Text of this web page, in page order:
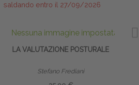
entro il 27/09/2026
POSTURALE
Stefano Frediani